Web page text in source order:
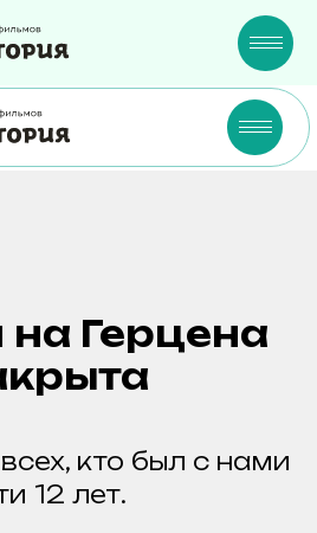
Герцена
кто был с нами
12 лет.